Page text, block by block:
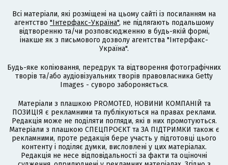
Всі матеріали, які розміщені на цьому сайті із посиланням на
агентство "Інтерфакс-Україна", не підлягають подальшому
відтворенню та/чи розповсюдженню в будь-якій формі,
інакше як з письмового дозволу агентства "Інтерфакс-
Україна".
Будь-яке копіювання, передрук та відтворення фотографічних
творів та/або аудіовізуальних творів правовласника Getty
Images - суворо забороняється.
Матеріали з плашкою PROMOTED, НОВИНИ КОМПАНІЙ та
ПОЗИЦІЯ є рекламними та публікуються на правах реклами.
Редакція може не поділяти погляди, які в них промотуються.
Матеріали з плашкою СПЕЦПРОЄКТ та ЗА ПІДТРИМКИ також є
рекламними, проте редакція бере участь у підготовці цього
контенту і поділяє думки, висловлені у цих матеріалах.
Редакція не несе відповідальності за факти та оціночні